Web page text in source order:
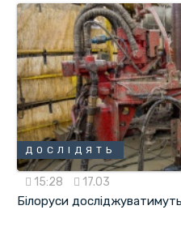
ДОСЛІДЯТЬ
15:28 17.03
Білоруси